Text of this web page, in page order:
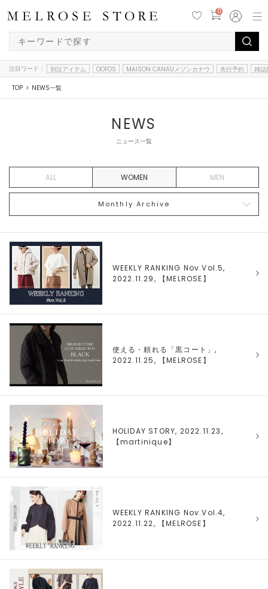
0
注目ワード： 別注アイテム OOFOS MAISON CANAUメゾンカナウ 先行予約 雑誌
TOP NEWS一覧
NEWS
ニュース一覧
ALL WOMEN MEN
Monthly Archive
WEEKLY RANKING Nov.Vol.5,
2022.11.29, 【MELROSE】
使える・頼れる「黒コート」,
2022.11.25, 【MELROSE】
HOLIDAY STORY, 2022.11.23,
【martinique】
WEEKLY RANKING Nov.Vol.4,
2022.11.22, 【MELROSE】